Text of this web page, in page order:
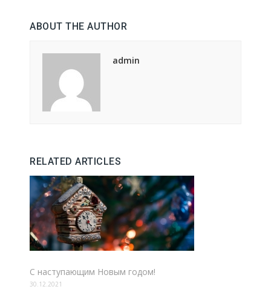
ABOUT THE AUTHOR
admin
RELATED ARTICLES
С наступающим Новым годом!
30.12.2021